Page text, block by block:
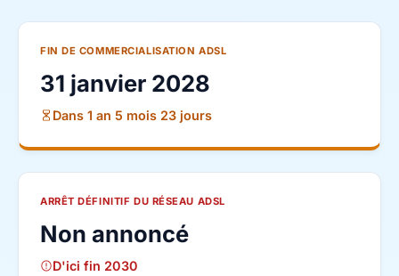
FIN DE COMMERCIALISATION ADSL
31 janvier 2028
Dans 1 an 5 mois 23 jours
ARRÊT DÉFINITIF DU RÉSEAU ADSL
Non annoncé
D'ici fin 2030